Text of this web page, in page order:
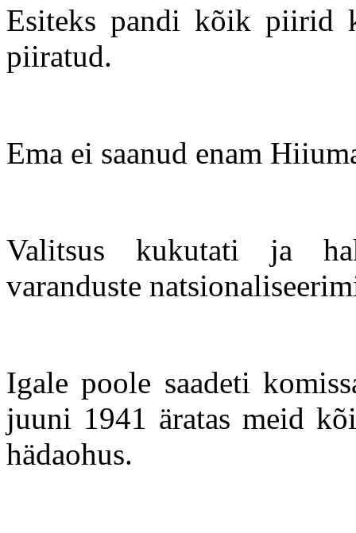
Esiteks pandi kõik piirid
piiratud.
Ema ei saanud enam
Valitsus kukutati ja
varanduste
Igale poole saadeti
juuni 1941 äratas meid
hädaohus.